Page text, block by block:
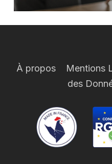
À propos Mentions
des